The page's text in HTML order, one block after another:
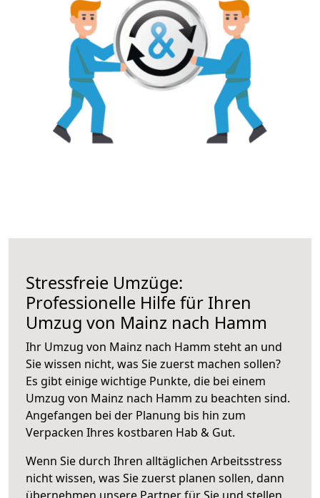
Stressfreie Umzüge:
Professionelle Hilfe für Ihren
Umzug von Mainz nach Hamm
Ihr Umzug von Mainz nach Hamm steht an und
Sie wissen nicht, was Sie zuerst machen sollen?
Es gibt einige wichtige Punkte, die bei einem
Umzug von Mainz nach Hamm zu beachten sind.
Angefangen bei der Planung bis hin zum
Verpacken Ihres kostbaren Hab & Gut.
Wenn Sie durch Ihren alltäglichen Arbeitsstress
nicht wissen, was Sie zuerst planen sollen, dann